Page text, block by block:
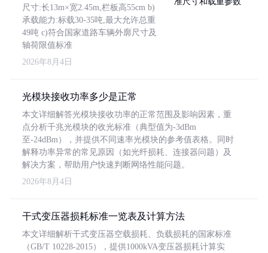
尺寸:长13m×宽2.45m,栏板高55cm b)
承载能力:标载30-35吨,最大允许总重
49吨 c)符合国家道路车辆外廓尺寸及
轴荷限值标准
2026年8月4日
光模块接收功率多少是正常
本文详细解答光模块接收功率的正常范围及影响因素，重
点分析千兆光模块的收光标准（典型值为-3dBm
至-24dBm），并提供不同速率光模块的参考值表格。同时
解释功率异常的常见原因（如光纤损耗、连接器问题）及
解决方案，帮助用户快速判断网络性能问题。
2026年8月4日
干式变压器损耗标准一览表及计算方法
本文详细解析干式变压器空载损耗、负载损耗的国家标准
（GB/T 10228-2015），提供1000kVA变压器损耗计算实